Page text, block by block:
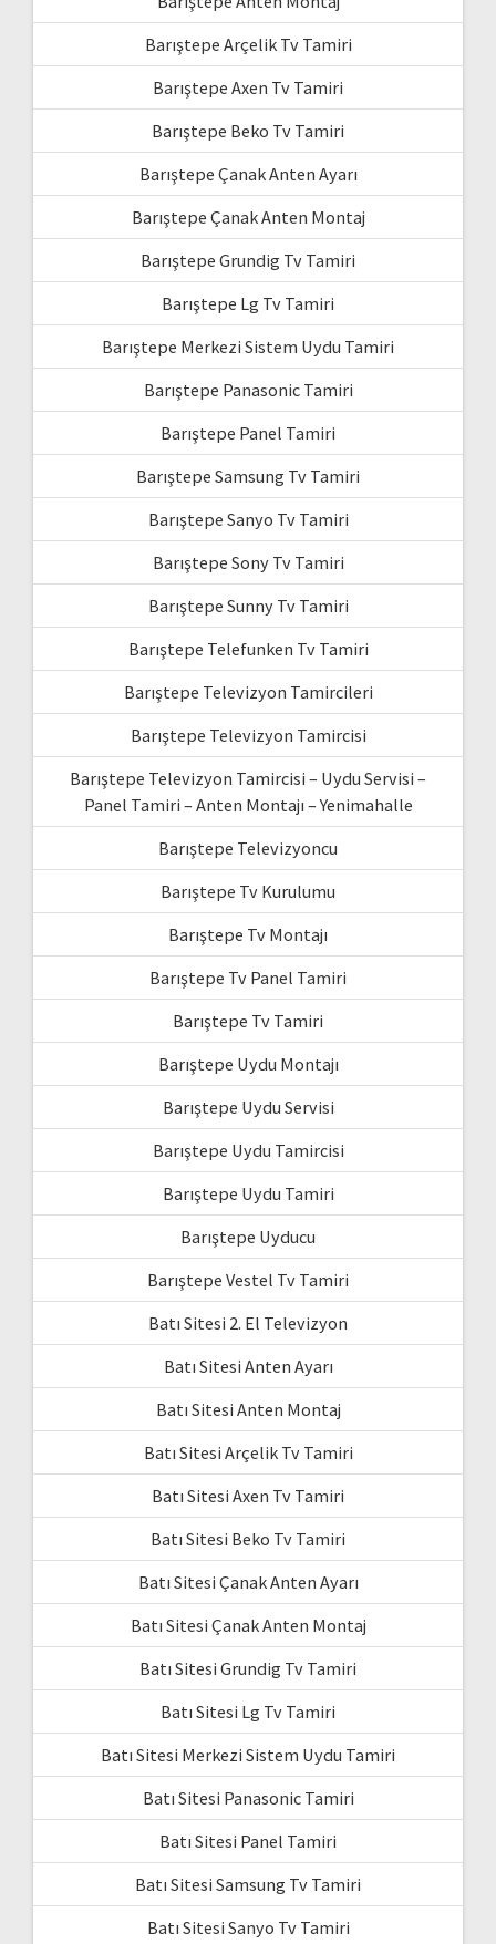
Barıştepe Arçelik Tv Tamiri
Barıştepe Axen Tv Tamiri
Barıştepe Beko Tv Tamiri
Barıştepe Çanak Anten Ayarı
Barıştepe Çanak Anten Montaj
Barıştepe Grundig Tv Tamiri
Barıştepe Lg Tv Tamiri
Barıştepe Merkezi Sistem Uydu Tamiri
Barıştepe Panasonic Tamiri
Barıştepe Panel Tamiri
Barıştepe Samsung Tv Tamiri
Barıştepe Sanyo Tv Tamiri
Barıştepe Sony Tv Tamiri
Barıştepe Sunny Tv Tamiri
Barıştepe Telefunken Tv Tamiri
Barıştepe Televizyon Tamircileri
Barıştepe Televizyon Tamircisi
Barıştepe Televizyon Tamircisi – Uydu Servisi –
Panel Tamiri – Anten Montajı – Yenimahalle
Barıştepe Televizyoncu
Barıştepe Tv Kurulumu
Barıştepe Tv Montajı
Barıştepe Tv Panel Tamiri
Barıştepe Tv Tamiri
Barıştepe Uydu Montajı
Barıştepe Uydu Servisi
Barıştepe Uydu Tamircisi
Barıştepe Uydu Tamiri
Barıştepe Uyducu
Barıştepe Vestel Tv Tamiri
Batı Sitesi 2. El Televizyon
Batı Sitesi Anten Ayarı
Batı Sitesi Anten Montaj
Batı Sitesi Arçelik Tv Tamiri
Batı Sitesi Axen Tv Tamiri
Batı Sitesi Beko Tv Tamiri
Batı Sitesi Çanak Anten Ayarı
Batı Sitesi Çanak Anten Montaj
Batı Sitesi Grundig Tv Tamiri
Batı Sitesi Lg Tv Tamiri
Batı Sitesi Merkezi Sistem Uydu Tamiri
Batı Sitesi Panasonic Tamiri
Batı Sitesi Panel Tamiri
Batı Sitesi Samsung Tv Tamiri
Batı Sitesi Sanyo Tv Tamiri